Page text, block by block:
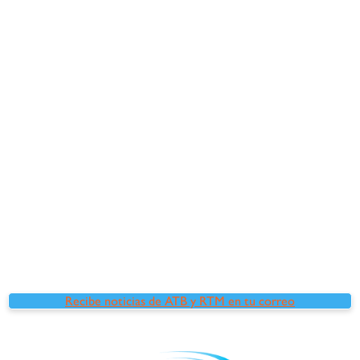
Recibe noticias de ATB y RTM en tu correo